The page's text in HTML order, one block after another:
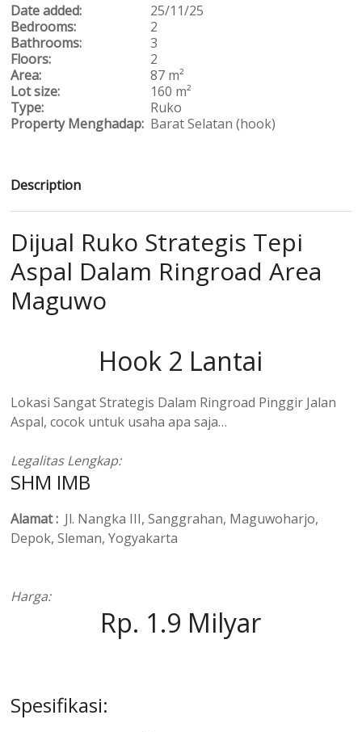
Date added:
25/11/25
Bedrooms:
2
Bathrooms:
3
Floors:
2
Area:
87 m²
Lot size:
160 m²
Type:
Ruko
Property Menghadap: Barat Selatan (hook)
Description
Dijual Ruko Strategis Tepi
Aspal Dalam Ringroad Area
Maguwo
Hook 2 Lantai
Lokasi Sangat Strategis Dalam Ringroad Pinggir Jalan
Aspal, cocok untuk usaha apa saja…
Legalitas Lengkap:
SHM IMB
Alamat : Jl. Nangka III, Sanggrahan, Maguwoharjo,
Depok, Sleman, Yogyakarta
Harga:
Rp. 1.9 Milyar
Spesifikasi: